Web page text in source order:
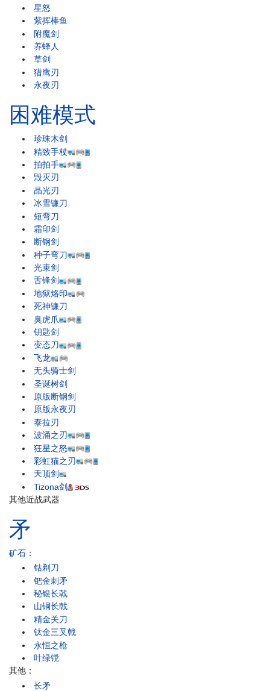
星怒
紫挥棒鱼
附魔剑
养蜂人
草剑
猎鹰刃
永夜刃
困难模式
珍珠木剑
精致手杖
拍拍手
毁灭刃
晶光刃
冰雪镰刀
短弯刀
霜印剑
断钢剑
种子弯刀
光束剑
舌锋剑
地狱烙印
死神镰刀
臭虎爪
钥匙剑
变态刀
飞龙
无头骑士剑
圣诞树剑
原版断钢剑
原版永夜刃
泰拉刃
波涌之刃
狂星之怒
彩虹猫之刃
天顶剑
Tizona剑
其他近战武器
矛
矿石 ：
钴剃刀
钯金刺矛
秘银长戟
山铜长戟
精金关刀
钛金三叉戟
永恒之枪
叶绿镋
其他：
长矛